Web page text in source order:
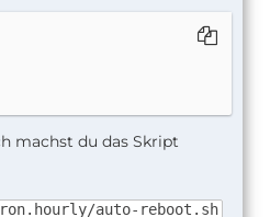
machst du das Skript
auto-reboot.sh